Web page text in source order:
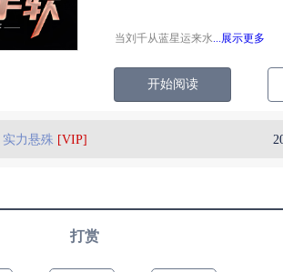
当刘千从蓝星运来水...展示更多
开始阅读
实力悬殊 [VIP]
打赏